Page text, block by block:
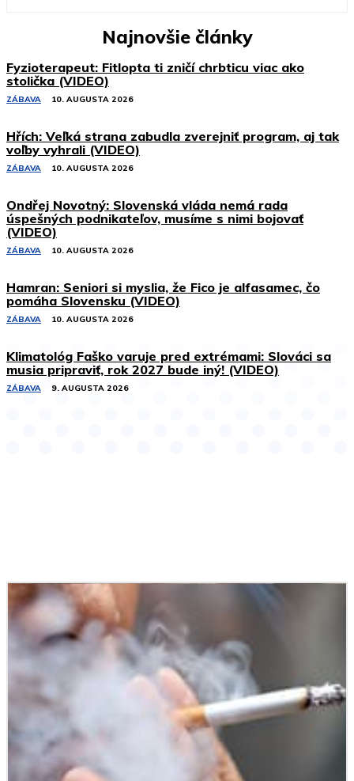
Najnovšie články
Fyzioterapeut: Fitlopta ti zničí chrbticu viac ako
stolička (VIDEO)
ZÁBAVA 10. AUGUSTA 2026
Hřích: Veľká strana zabudla zverejniť program, aj tak
voľby vyhrali (VIDEO)
ZÁBAVA 10. AUGUSTA 2026
Ondřej Novotný: Slovenská vláda nemá rada
úspešných podnikateľov, musíme s nimi bojovať
(VIDEO)
ZÁBAVA 10. AUGUSTA 2026
Hamran: Seniori si myslia, že Fico je alfasamec, čo
pomáha Slovensku (VIDEO)
ZÁBAVA 10. AUGUSTA 2026
Klimatológ Faško varuje pred extrémami: Slováci sa
musia pripraviť, rok 2027 bude iný! (VIDEO)
ZÁBAVA 9. AUGUSTA 2026